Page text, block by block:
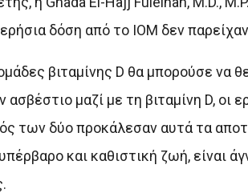
δόση από το IOM δεν
βιταμίνης D θα μπορούσε να
μαζί με τη βιταμίνη D,
των δύο προκάλεσαν αυτά τα
και καθιστική ζωή, είναι